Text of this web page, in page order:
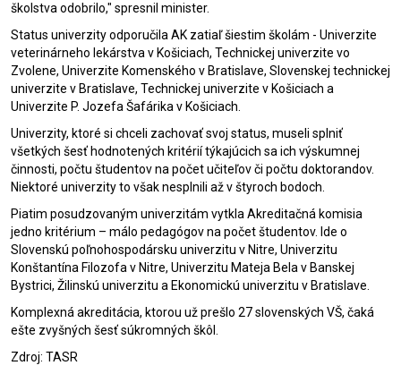
školstva odobrilo," spresnil minister.
Status univerzity odporučila AK zatiaľ šiestim školám - Univerzite
veterinárneho lekárstva v Košiciach, Technickej univerzite vo
Zvolene, Univerzite Komenského v Bratislave, Slovenskej technickej
univerzite v Bratislave, Technickej univerzite v Košiciach a
Univerzite P. Jozefa Šafárika v Košiciach.
Univerzity, ktoré si chceli zachovať svoj status, museli splniť
všetkých šesť hodnotených kritérií týkajúcich sa ich výskumnej
činnosti, počtu študentov na počet učiteľov či počtu doktorandov.
Niektoré univerzity to však nesplnili až v štyroch bodoch.
Piatim posudzovaným univerzitám vytkla Akreditačná komisia
jedno kritérium – málo pedagógov na počet študentov. Ide o
Slovenskú poľnohospodársku univerzitu v Nitre, Univerzitu
Konštantína Filozofa v Nitre, Univerzitu Mateja Bela v Banskej
Bystrici, Žilinskú univerzitu a Ekonomickú univerzitu v Bratislave.
Komplexná akreditácia, ktorou už prešlo 27 slovenských VŠ, čaká
ešte zvyšných šesť súkromných škôl.
Zdroj: TASR